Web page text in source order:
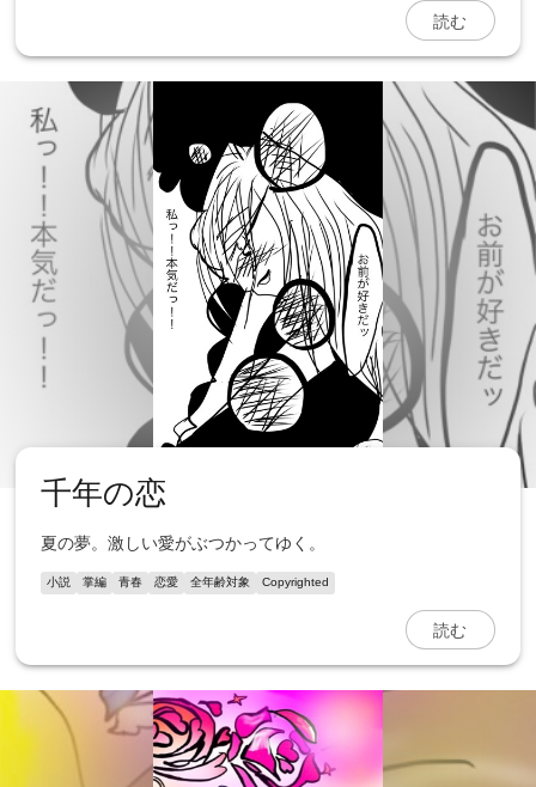
読む
千年の恋
夏の夢。激しい愛がぶつかってゆく。
小説 掌編 青春 恋愛 全年齢対象 Copyrighted
読む